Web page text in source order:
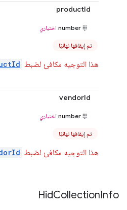
productId
number اختياري
تم إيقافها نهائيًا
هذا التوجيه مكافئ لضبط
vendorId
number اختياري
تم إيقافها نهائيًا
هذا التوجيه مكافئ لضبط
HidCollectionInfo